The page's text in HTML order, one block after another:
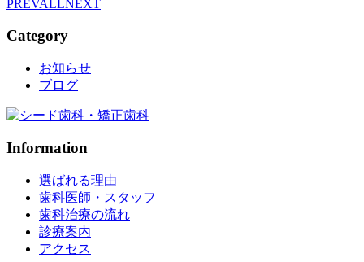
PREVALLNEXT
Category
お知らせ
ブログ
Information
選ばれる理由
歯科医師・スタッフ
歯科治療の流れ
診療案内
アクセス